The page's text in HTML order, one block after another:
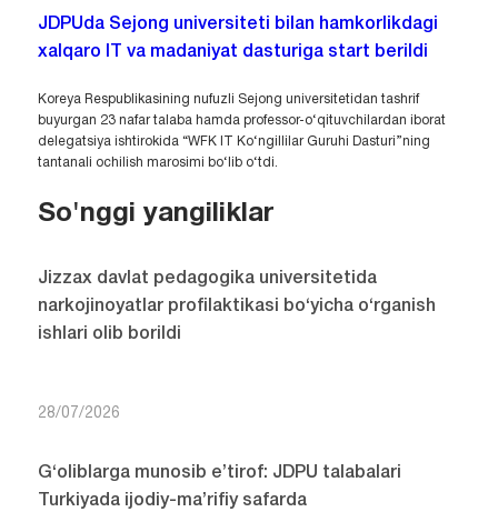
JDPUda Sejong universiteti bilan hamkorlikdagi
xalqaro IT va madaniyat dasturiga start berildi
Koreya Respublikasining nufuzli Sejong universitetidan tashrif
buyurgan 23 nafar talaba hamda professor-o‘qituvchilardan iborat
delegatsiya ishtirokida “WFK IT Ko‘ngillilar Guruhi Dasturi”ning
tantanali ochilish marosimi bo‘lib o‘tdi.
So'nggi yangiliklar
Jizzax davlat pedagogika universitetida
narkojinoyatlar profilaktikasi bo‘yicha o‘rganish
ishlari olib borildi
28/07/2026
G‘oliblarga munosib e’tirof: JDPU talabalari
Turkiyada ijodiy-ma’rifiy safarda